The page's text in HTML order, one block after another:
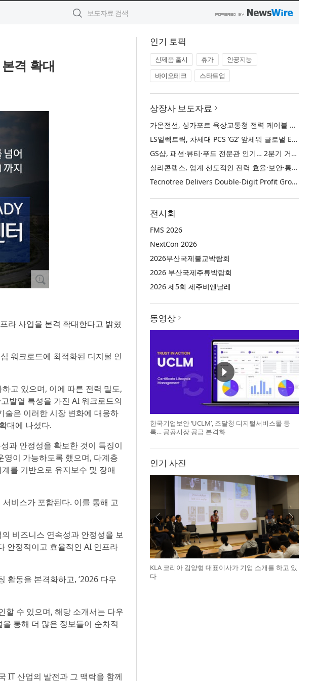
격 확대
라 사업을 본격 확대한다고 밝혔
워크로드에 최적화된 디지털 인
고 있으며, 이에 따른 전력 밀도,
발열 특성을 가진 AI 워크로드의
술은 이러한 시장 변화에 대응하
대에 나섰다.
과 안정성을 확보한 것이 특징이
이 가능하도록 했으며, 다계층
를 기반으로 유지보수 및 장애
비스가 포함된다. 이를 통해 고
비즈니스 연속성과 안정성을 보
안정적이고 효율적인 AI 인프라
활동을 본격화하고, ‘2026 다우
할 수 있으며, 해당 소개서는 다우
통해 더 많은 정보들이 순차적
IT 산업의 발전과 그 맥락을 함께
인기 토픽
신제품 출시 휴가
인공지능
바이오테크
스타트업
상장사 보도자료
가온전선, 싱가포르 육상교통청 전력 케이블 첫 공급 계약
LS일렉트릭, 차세대 PCS ‘G2’ 앞세워 글로벌 ESS 시장 주도권 강화
GS샵, 패션·뷰티·푸드 전문관 인기… 2분기 거래액 50% 증가
실리콘랩스, 업계 선도적인 전력 효율·보안·통합성을 갖춘 초저전력 블루투스 LE SoC ‘BG2B’ 공개
Tecnotree Delivers Double-Digit Profit Growth and Accelerated Deployment Momentum in H1 2026
전시회
FMS 2026
NextCon 2026
2026부산국제불교박람회
2026 부산국제주류박람회
2026 제5회 제주비엔날레
동영상
한국기업보안 ‘UCLM’, 조달청 디지털서비스몰 등
록… 공공시장 공급 본격화
인기 사진
KLA 코리아 김양형 대표이사가 기업 소개를 하고 있
다